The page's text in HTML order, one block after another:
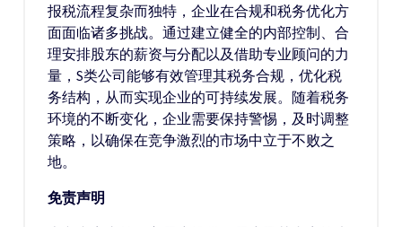
报税流程复杂而独特，企业在合规和税务优化方
面面临诸多挑战。通过建立健全的内部控制、合
理安排股东的薪资与分配以及借助专业顾问的力
量，S类公司能够有效管理其税务合规，优化税
务结构，从而实现企业的可持续发展。随着税务
环境的不断变化，企业需要保持警惕，及时调整
策略，以确保在竞争激烈的市场中立于不败之
地。
免责声明